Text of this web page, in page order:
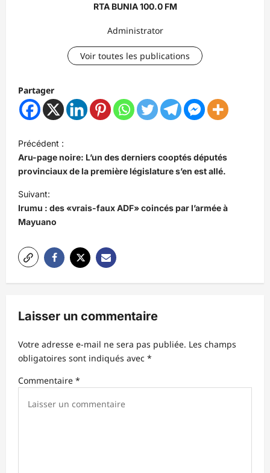
RTA BUNIA 100.0 FM
Administrator
Voir toutes les publications
Partager
N
a
v
i
g
a
t
i
o
d
’
a
r
Précédent :
Aru-page noire: L’un des derniers cooptés députés
provinciaux de la première législature s’en est allé.
Suivant:
Irumu : des «vrais-faux ADF» coincés par l’armée à
Mayuano
Laisser un commentaire
Votre adresse e-mail ne sera pas publiée. Les champs
obligatoires sont indiqués avec *
Commentaire *